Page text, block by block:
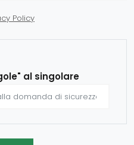
Policy
al singolare